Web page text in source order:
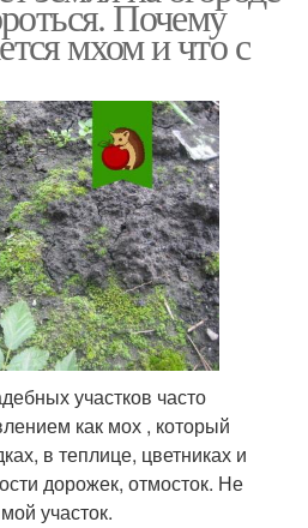
Почему
мхом и что с
участков часто
как мох , который
в теплице, цветниках и
дорожек, отмосток. Не
участок.